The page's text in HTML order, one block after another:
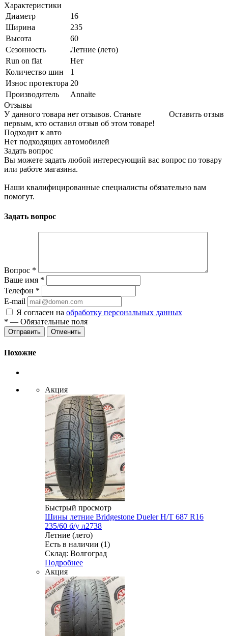
Характеристики
Диаметр
16
Ширина
235
Высота
60
Сезонность
Летние (лето)
Run on flat
Нет
Количество шин
1
Износ протектора 20
Производитель
Annaite
Отзывы
Оставить отзыв
У данного товара нет отзывов. Станьте
первым, кто оставил отзыв об этом товаре!
Подходит к авто
Нет подходящих автомобилей
Задать вопрос
Вы можете задать любой интересующий вас вопрос по товару
или работе магазина.
Наши квалифицированные специалисты обязательно вам
помогут.
Задать вопрос
Вопрос *
Ваше имя *
Телефон *
E-mail
Я согласен на обработку персональных данных
* — Обязательные поля
Отменить
Похожие
Акция
Быстрый просмотр
Шины летние Bridgestone Dueler H/T 687 R16
235/60 б/у л2738
Летние (лето)
Есть в наличии (1)
Склад: Волгоград
Подробнее
Акция